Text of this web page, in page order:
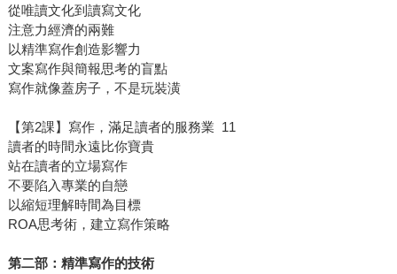
從唯讀文化到讀寫文化
注意力經濟的兩難
以精準寫作創造影響力
文案寫作與簡報思考的盲點
寫作就像蓋房子，不是玩裝潢
【第2課】寫作，滿足讀者的服務業 11
讀者的時間永遠比你寶貴
站在讀者的立場寫作
不要陷入專業的自戀
以縮短理解時間為目標
ROA思考術，建立寫作策略
第二部：精準寫作的技術